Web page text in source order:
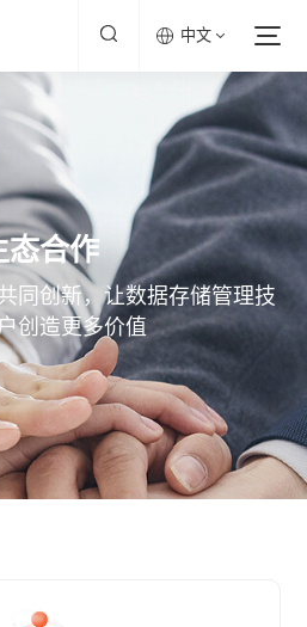
中文
态合作
同创新，让数据存储管理技
创造更多价值